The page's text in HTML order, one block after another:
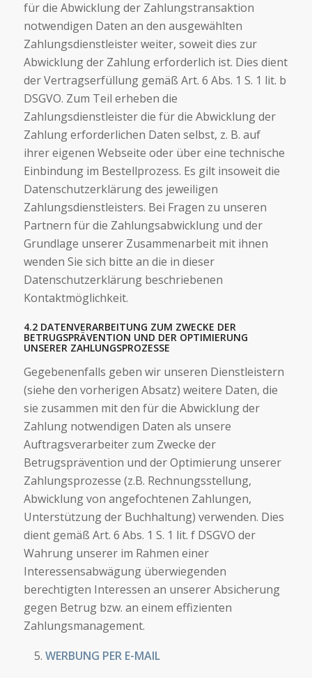
für die Abwicklung der Zahlungstransaktion
notwendigen Daten an den ausgewählten
Zahlungsdienstleister weiter, soweit dies zur
Abwicklung der Zahlung erforderlich ist. Dies dient
der Vertragserfüllung gemäß Art. 6 Abs. 1 S. 1 lit. b
DSGVO. Zum Teil erheben die
Zahlungsdienstleister die für die Abwicklung der
Zahlung erforderlichen Daten selbst, z. B. auf
ihrer eigenen Webseite oder über eine technische
Einbindung im Bestellprozess. Es gilt insoweit die
Datenschutzerklärung des jeweiligen
Zahlungsdienstleisters. Bei Fragen zu unseren
Partnern für die Zahlungsabwicklung und der
Grundlage unserer Zusammenarbeit mit ihnen
wenden Sie sich bitte an die in dieser
Datenschutzerklärung beschriebenen
Kontaktmöglichkeit.
4.2 DATENVERARBEITUNG ZUM ZWECKE DER
BETRUGSPRÄVENTION UND DER OPTIMIERUNG
UNSERER ZAHLUNGSPROZESSE
Gegebenenfalls geben wir unseren Dienstleistern
(siehe den vorherigen Absatz) weitere Daten, die
sie zusammen mit den für die Abwicklung der
Zahlung notwendigen Daten als unsere
Auftragsverarbeiter zum Zwecke der
Betrugsprävention und der Optimierung unserer
Zahlungsprozesse (z.B. Rechnungsstellung,
Abwicklung von angefochtenen Zahlungen,
Unterstützung der Buchhaltung) verwenden. Dies
dient gemäß Art. 6 Abs. 1 S. 1 lit. f DSGVO der
Wahrung unserer im Rahmen einer
Interessensabwägung überwiegenden
berechtigten Interessen an unserer Absicherung
gegen Betrug bzw. an einem effizienten
Zahlungsmanagement.
WERBUNG PER E-MAIL